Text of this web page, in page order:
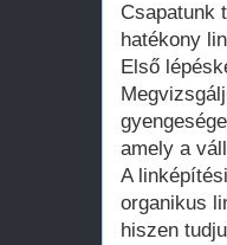
Csapatunk
hatékony
Első
amely a
A
organikus
hiszen